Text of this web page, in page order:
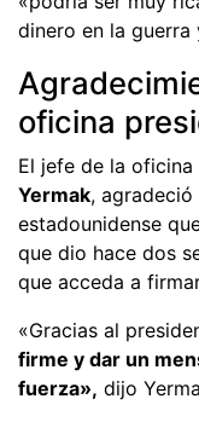
dinero en la guerra
oficina
El jefe de la
Yermak,
estadounidense
que dio hace dos
que acceda a
«Gracias al
firme y dar un
fuerza», dijo